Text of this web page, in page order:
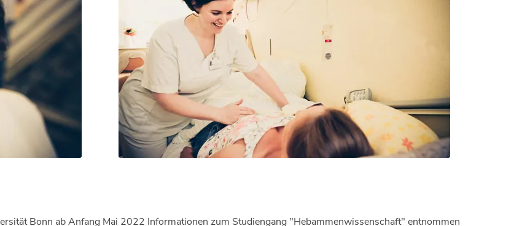
Bonn ab Anfang Mai 2022 Informationen zum Studiengang "Hebammenwissenschaft" entnommen